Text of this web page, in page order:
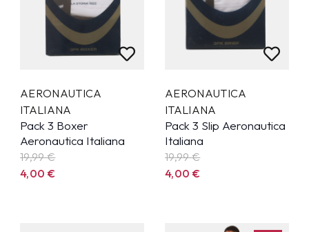
AERONAUTICA
ITALIANA
Pack 3 Boxer
Aeronautica Italiana
19,99€
4,00 €
AERONAUTICA
ITALIANA
Pack 3 Slip Aeronautica
Italiana
19,99€
4,00 €